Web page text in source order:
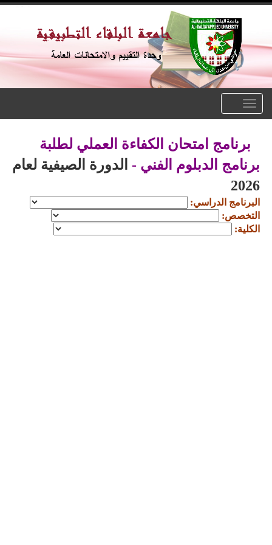
navigation
برنامج امتحان الكفاءة العملي لطلبة
برنامج الدبلوم الفني - الدورة الصيفية لعام
2026
البرنامج الدراسي:
التخصص:
الكلية: